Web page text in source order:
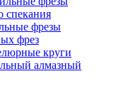
спекания
фрезы
фрез
круги
алмазный